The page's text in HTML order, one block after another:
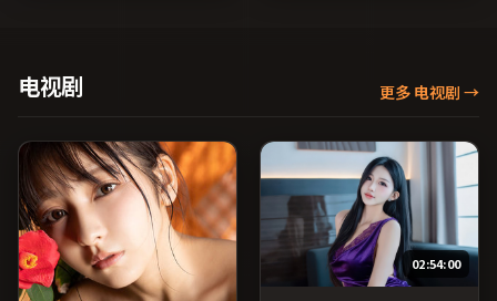
映，网络平台同步更新片
产影视资源大全免费条目索
引，支持片名与演员交叉检
索。）
电视剧 更多 电视剧 →
02:54:00